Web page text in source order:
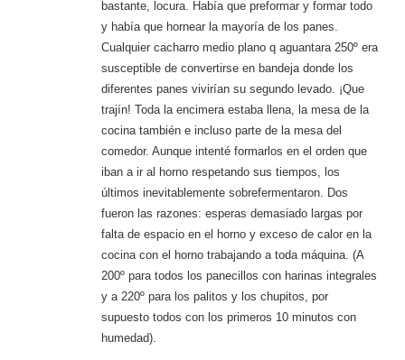
bastante, locura. Había que preformar y formar todo
y había que hornear la mayoría de los panes.
Cualquier cacharro medio plano q aguantara 250º era
susceptible de convertirse en bandeja donde los
diferentes panes vivirían su segundo levado. ¡Que
trajín! Toda la encimera estaba llena, la mesa de la
cocina también e incluso parte de la mesa del
comedor. Aunque intenté formarlos en el orden que
iban a ir al horno respetando sus tiempos, los
últimos inevitablemente sobrefermentaron. Dos
fueron las razones: esperas demasiado largas por
falta de espacio en el horno y exceso de calor en la
cocina con el horno trabajando a toda máquina. (A
200º para todos los panecillos con harinas integrales
y a 220º para los palitos y los chupitos, por
supuesto todos con los primeros 10 minutos con
humedad).